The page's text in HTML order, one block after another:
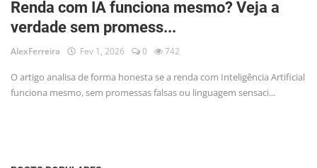
Musica
Contato
Contribua
Renda com IA funciona mesmo? Veja a
verdade sem promess...
AlexFerreira Fev 1, 2026 0 742
O artigo analisa de forma honesta se a renda com Inteligência Artificial
funciona mesmo, sem promessas falsas ou linguagem sensaci...